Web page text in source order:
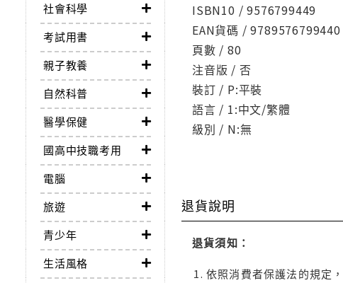
社會科學
考試用書
親子教養
自然科普
醫學保健
國高中技職考用
電腦
旅遊
青少年
生活風格
ISBN10 / 9576799449
EAN貨碼 / 9789576799440
頁數 / 80
注音版 / 否
裝訂 / P:平裝
語言 / 1:中文/繁體
級別 / N:無
退貨說明
退貨須知：
依照消費者保護法的規定